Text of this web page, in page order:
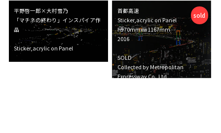
平野啓一郎×大村雪乃
「マチネの終わり」インスパイア作
品
Sticker,acrylic on Panel
sold
首都高速
Sticker,acrylic on Panel
h970mmxw1167mm
2016
SOLD
Collected by Metropolitan
Expressway Co.,Ltd